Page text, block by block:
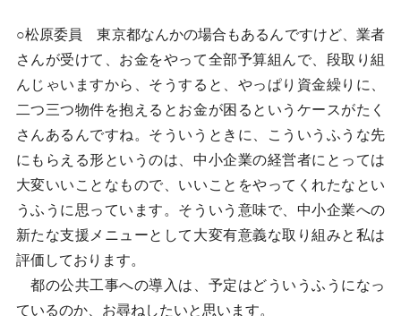
○松原委員 東京都なんかの場合もあるんですけど、業者
さんが受けて、お金をやって全部予算組んで、段取り組
んじゃいますから、そうすると、やっぱり資金繰りに、
二つ三つ物件を抱えるとお金が困るというケースがたく
さんあるんですね。そういうときに、こういうふうな先
にもらえる形というのは、中小企業の経営者にとっては
大変いいことなもので、いいことをやってくれたなとい
うふうに思っています。そういう意味で、中小企業への
新たな支援メニューとして大変有意義な取り組みと私は
評価しております。
都の公共工事への導入は、予定はどういうふうになっ
ているのか、お尋ねしたいと思います。